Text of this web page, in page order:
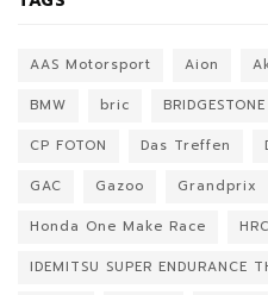
AAS Motorsport Aion
BMW
bric BRIDGESTONE
CP FOTON
Das Treffen
GAC
Gazoo Grandprix
Honda One Make Race
HRC
IDEMITSU SUPER ENDURANCE